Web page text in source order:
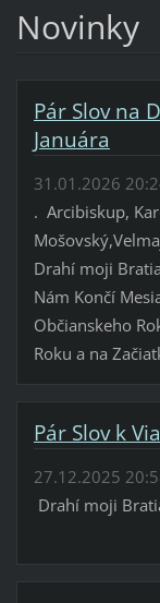
Novinky
Pár Slov na
Januára
31.01.2026
. Arcibiskup,
Drahí moji
Nám Končí
Občianskeho
Roku a na
Pár Slov k
27.12.2025
Drahí moji